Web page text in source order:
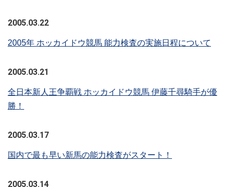
2005.03.22
2005年 ホッカイドウ競馬 能力検査の実施日程について
2005.03.21
全日本新人王争覇戦 ホッカイドウ競馬 伊藤千尋騎手が優
勝！
2005.03.17
国内で最も早い新馬の能力検査がスタート！
2005.03.14